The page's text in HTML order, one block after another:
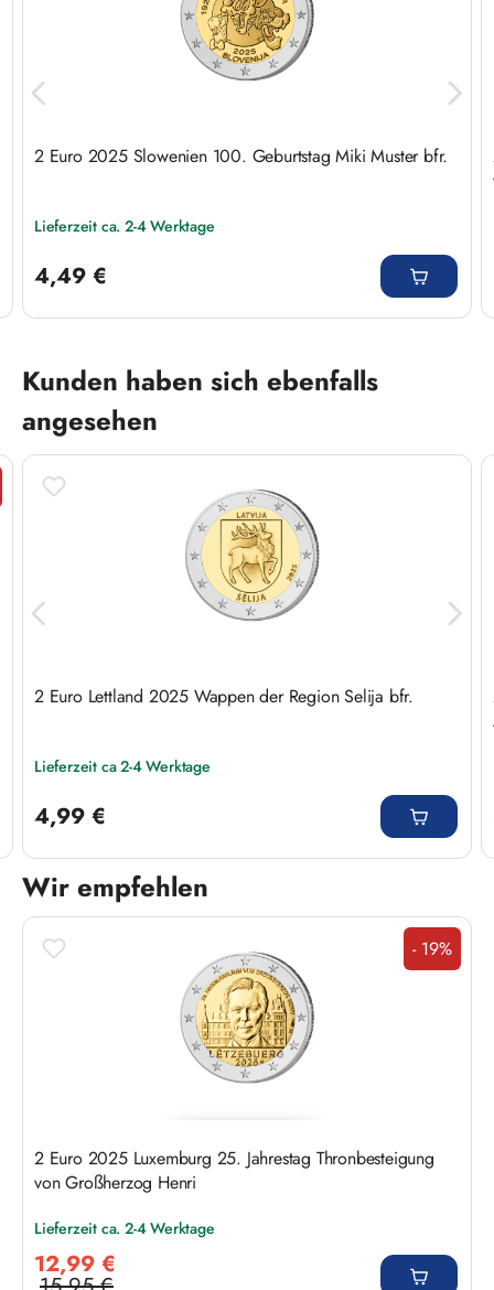
2 Euro 2025 Slowenien 100. Geburtstag Miki Muster bfr.
Lieferzeit ca. 2-4 Werktage
4,49 €
Produktgalerie überspringen
Kunden haben sich ebenfalls
angesehen
2 Euro Lettland 2025 Wappen der Region Selija bfr.
Lieferzeit ca 2-4 Werktage
4,99 €
Wir empfehlen
Produktgalerie überspringen
Rabatt
- 19%
2 Euro 2025 Luxemburg 25. Jahrestag Thronbesteigung
von Großherzog Henri
Lieferzeit ca. 2-4 Werktage
12,99 €
Regulärer Preis: